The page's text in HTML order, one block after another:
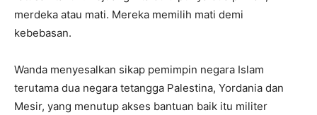
merdeka atau mati. Mereka memilih mati demi
kebebasan.
Wanda menyesalkan sikap pemimpin negara Islam
terutama dua negara tetangga Palestina, Yordania dan
Mesir, yang menutup akses bantuan baik itu militer